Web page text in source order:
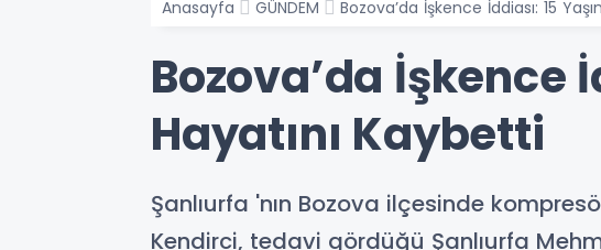
Anasayfa GÜNDEM Bozova’da İşkence İddiası: 15
Bozova’da İşkence
Hayatını Kaybetti
Şanlıurfa 'nın Bozova ilçesinde
Kendirci, tedavi gördüğü Şanlıurfa